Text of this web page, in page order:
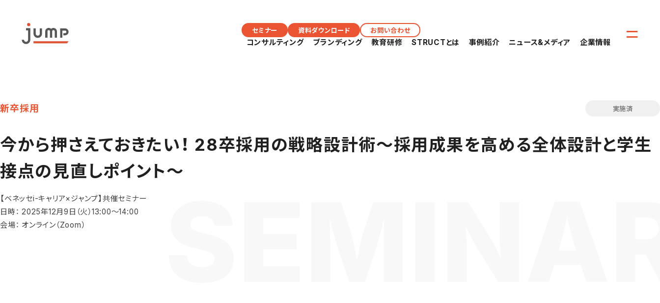
コンサルティング ブランディング 教育研修 STRUCTとは 事例紹介 ニュース&メディア 企業情報
セミナー 資料ダウンロード お問い合わせ
新卒採用 実施済
今から押さえておきたい！ 28卒採用の戦略設計術～採用成果を高める全体設計と学生
接点の見直しポイント～
【ベネッセi-キャリア×ジャンプ】共催セミナー
日時： 2025年12月9日（火）13:00〜14:00
会場： オンライン（Zoom）